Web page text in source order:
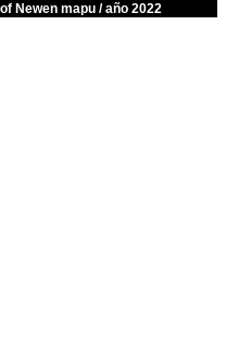
Newen mapu / año 2022